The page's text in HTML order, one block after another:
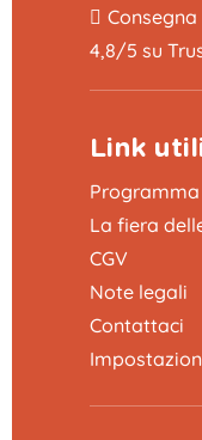
4,8/5 su
Link
La fiera
CGV
Note legali
Contattaci